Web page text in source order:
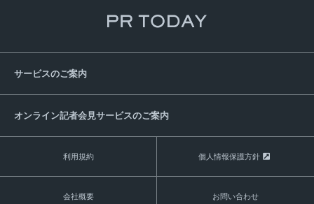
サービスのご案内
オンライン記者会見サービスのご案内
利用規約 個人情報保護方針
会社概要 お問い合わせ